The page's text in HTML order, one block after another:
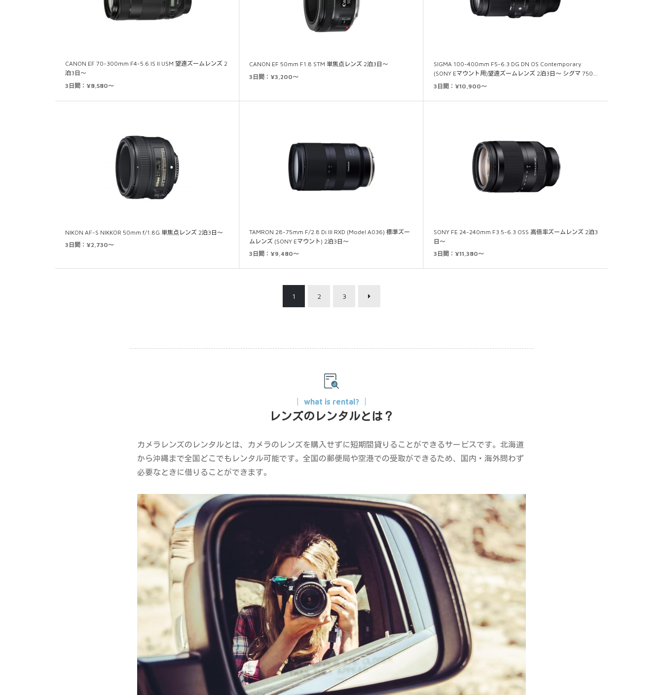
CANON EF 70-300mm F4-5.6 IS II USM 望遠ズームレンズ 2
泊3日～
3日間：¥8,580～
CANON EF 50mm F1.8 STM 単焦点レンズ 2泊3日～
3日間：¥3,200～
SIGMA 100-400mm F5-6.3 DG DN OS Contemporary
(SONY Eマウント用)望遠ズームレンズ 2泊3日～ シグマ 750…
3日間：¥10,900～
NIKON AF-S NIKKOR 50mm f/1.8G 単焦点レンズ 2泊3日～
3日間：¥2,730～
TAMRON 28-75mm F/2.8 Di III RXD (Model A036) 標準ズー
ムレンズ (SONY Eマウント) 2泊3日～
3日間：¥9,480～
SONY FE 24-240mm F3.5-6.3 OSS 高倍率ズームレンズ 2泊3
日～
3日間：¥11,380～
1 2 3
what is rental?
レンズのレンタルとは？
カメラレンズのレンタルとは、カメラのレンズを購入せずに短期間貸りることができるサービスです。北海道
から沖縄まで全国どこでもレンタル可能です。全国の郵便局や空港での受取ができるため、国内・海外問わず
必要なときに借りることができます。